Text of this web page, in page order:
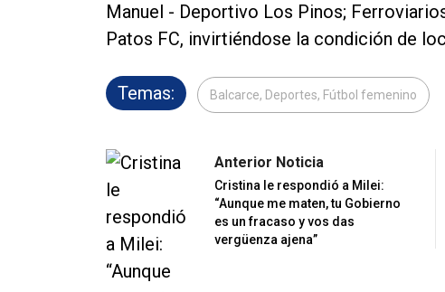
Manuel - Deportivo Los Pinos;
Patos FC, invirtiéndose la condición de
Temas: Balcarce, Deportes, Fútbol femenino
Anterior Noticia
Cristina le respondió a Milei:
“Aunque me maten, tu Gobierno
es un fracaso y vos das
vergüenza ajena”